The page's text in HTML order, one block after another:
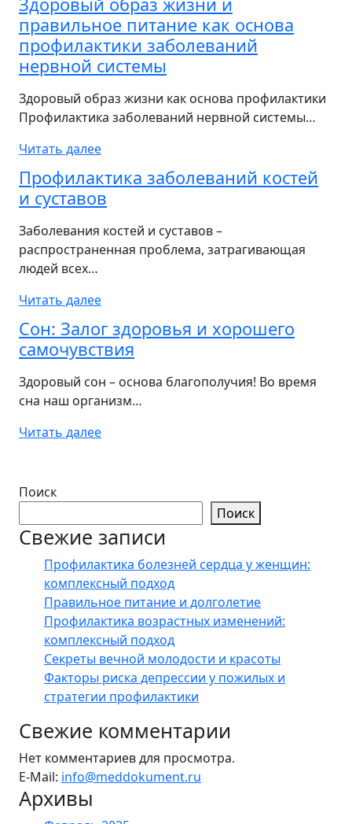
правильное питание как основа
профилактики заболеваний
нервной системы
Здоровый образ жизни как основа профилактики
Профилактика заболеваний нервной системы…
Читать далее
Профилактика заболеваний костей
и суставов
Заболевания костей и суставов –
распространенная проблема, затрагивающая
людей всех…
Читать далее
Сон: Залог здоровья и хорошего
самочувствия
Здоровый сон – основа благополучия! Во время
сна наш организм…
Читать далее
Поиск
Поиск
Свежие записи
Профилактика болезней сердца у женщин:
комплексный подход
Правильное питание и долголетие
Профилактика возрастных изменений:
комплексный подход
Секреты вечной молодости и красоты
Факторы риска депрессии у пожилых и
стратегии профилактики
Свежие комментарии
Нет комментариев для просмотра.
E-Mail: info@meddokument.ru
Архивы